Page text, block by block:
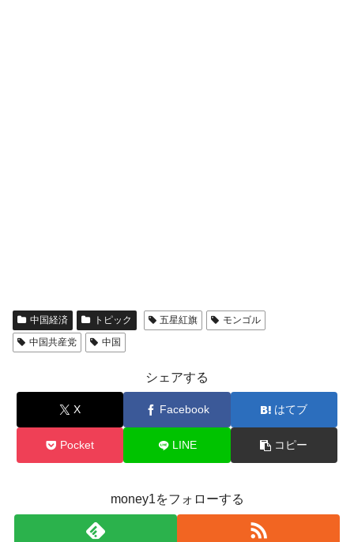
中国経済 トピック 五星紅旗
モンゴル
中国共産党
中国
シェアする
X Facebook はてブ
Pocket LINE コピー
money1をフォローする